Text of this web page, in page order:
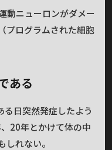
動ニューロンがダメー
プログラムされた細胞
ある
る日突然発症したよう
20年とかけて体の中
れない。